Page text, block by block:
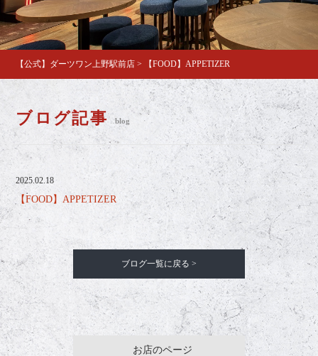
【公式】ダーツワン上野駅前店 > 【FOOD】APPETIZER
ブログ記事 blog
2025.02.18
【FOOD】APPETIZER
ブログ一覧に戻る >
お店のページ